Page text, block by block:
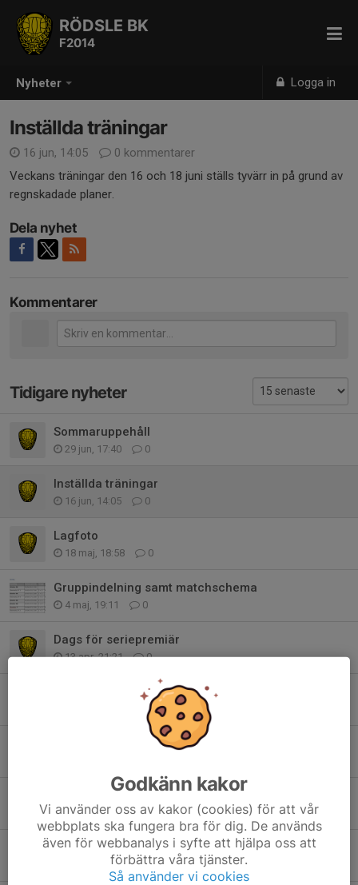
Nyheter Logga in
RÖDSLE BK
F2014
Inställda träningar
16 jun, 14:05
0 kommentarer
Veckans träningar den 16 och 18 juni ställs tyvärr in på grund av
regnskadade planer.
Dela nyhet
Kommentarer
Tidigare nyheter
Sommaruppehåll
29 jun, 17:40 0
Inställda träningar
16 jun, 14:05 0
Lagfoto
18 maj, 18:58 0
Gruppindelning samt matchschema
4 maj, 19:11 0
Dags för seriepremiär
13 apr, 21:21 0
Vårens sportlotter samt byte matchställ
Sammanfattning från föräldramöte
Enkät om fotbollen
3 mar, 21:48 0
Juluppehåll 🎄
14 dec 2025 4
Godkänn kakor
Vi använder oss av kakor (cookies) för att vår
webbplats ska fungera bra för dig. De används
även för webbanalys i syfte att hjälpa oss att
förbättra våra tjänster.
Så använder vi cookies